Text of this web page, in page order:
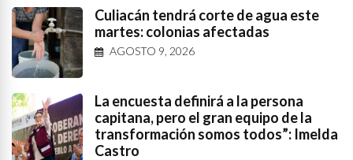
Culiacán tendrá corte de agua este
martes: colonias afectadas
AGOSTO 9, 2026
La encuesta definirá a la persona
capitana, pero el gran equipo de la
transformación somos todos”: Imelda
Castro